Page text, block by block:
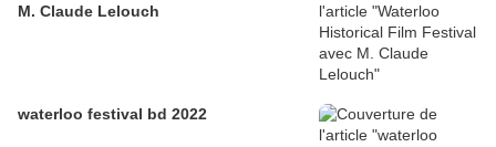
M. Claude Lelouch
waterloo festival bd 2022